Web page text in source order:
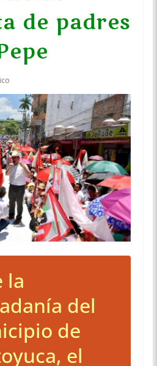
de padres
la
del
de
el